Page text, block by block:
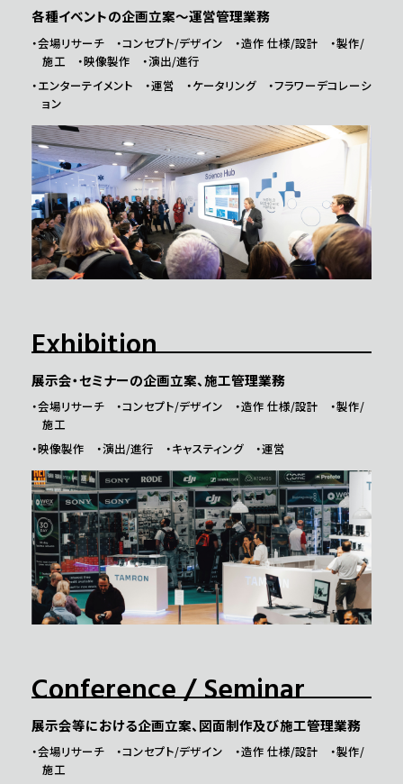
Video Production
CONTACT
RECRUIT
各種イベントの企画立案〜運営管理業務
・会場リサーチ ・コンセプト/デザイン ・造作 仕様/設計 ・製作/
施工 ・映像製作 ・演出/進行
・エンターテイメント ・運営 ・ケータリング ・フラワーデコレーシ
ョン
Exhibition
展示会・セミナーの企画立案、施工管理業務
・会場リサーチ ・コンセプト/デザイン ・造作 仕様/設計 ・製作/
施工
・映像製作 ・演出/進行 ・キャスティング ・運営
Conference / Seminar
展示会等における企画立案、図面制作及び施工管理業務
・会場リサーチ ・コンセプト/デザイン ・造作 仕様/設計 ・製作/
施工